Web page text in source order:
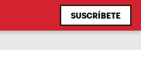
SUSCRÍBETE